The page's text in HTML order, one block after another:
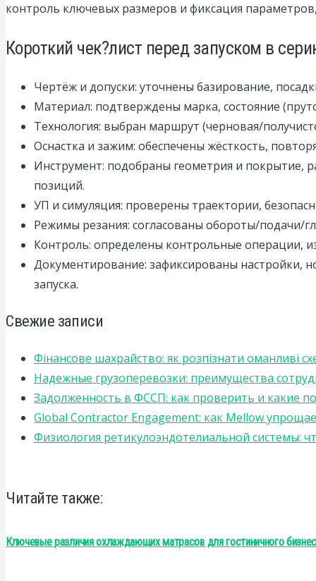
контроль ключевых размеров и фиксация
Короткий чек?лист перед запуском в
Чертёж и допуски: уточнены базирование,
Материал: подтверждены марка, состояние
Технология: выбран маршрут (черновая/
Оснастка и зажим: обеспечены жёсткость,
Инструмент: подобраны геометрия и покрытие,
позиций.
УП и симуляция: проверены траектории,
Режимы резания: согласованы обороты/подачи/
Контроль: определены контрольные операции,
Документирование: зафиксированы настройки,
запуска.
Свежие записи
Фінансове шахрайство: як розпізнати оманливі
Надежные грузоперевозки: преимущества
Задолженность в ФССП: как проверить и какие
Global Contractor Engagement: как Mellow
Физиология ретикулоэндотелиальной системы:
Читайте также:
Ключевые различия охлаждающих матрасов для гостиничного